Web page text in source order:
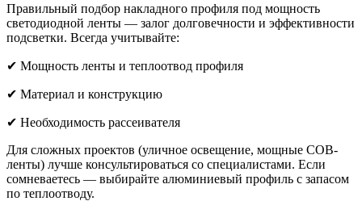
Правильный подбор накладного профиля под мощность
светодиодной ленты — залог долговечности и эффективности
подсветки. Всегда учитывайте:
✔ Мощность ленты и теплоотвод профиля
✔ Материал и конструкцию
✔ Необходимость рассеивателя
Для сложных проектов (уличное освещение, мощные COB-
ленты) лучше консультироваться со специалистами. Если
сомневаетесь — выбирайте алюминиевый профиль с запасом
по теплоотводу.